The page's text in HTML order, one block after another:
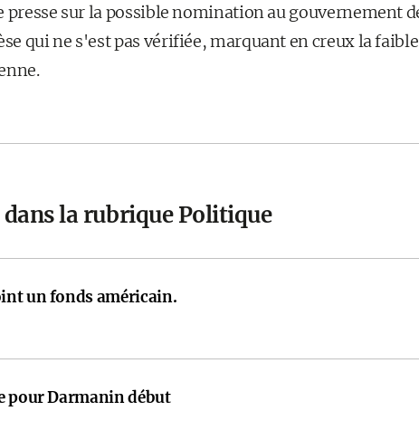
presse sur la possible nomination au gouvernement
qui ne s'est pas vérifiée, marquant en creux la
dans la rubrique Politique
un fonds américain.
pour Darmanin début